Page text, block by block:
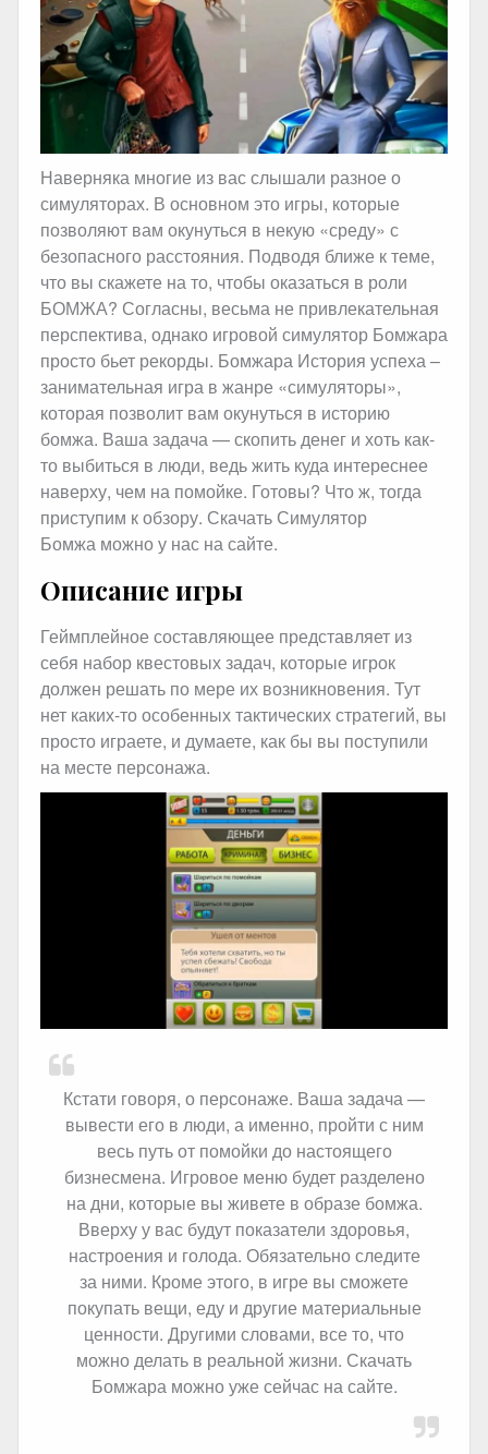
Наверняка многие из вас слышали разное о
симуляторах. В основном это игры, которые
позволяют вам окунуться в некую «среду» с
безопасного расстояния. Подводя ближе к теме,
что вы скажете на то, чтобы оказаться в роли
БОМЖА? Согласны, весьма не привлекательная
перспектива, однако игровой симулятор Бомжара
просто бьет рекорды. Бомжара История успеха –
занимательная игра в жанре «симуляторы»,
которая позволит вам окунуться в историю
бомжа. Ваша задача — скопить денег и хоть как-
то выбиться в люди, ведь жить куда интереснее
наверху, чем на помойке. Готовы? Что ж, тогда
приступим к обзору. Скачать Симулятор
Бомжа можно у нас на сайте.
Описание игры
Геймплейное составляющее представляет из
себя набор квестовых задач, которые игрок
должен решать по мере их возникновения. Тут
нет каких-то особенных тактических стратегий, вы
просто играете, и думаете, как бы вы поступили
на месте персонажа.
Кстати говоря, о персонаже. Ваша задача —
вывести его в люди, а именно, пройти с ним
весь путь от помойки до настоящего
бизнесмена. Игровое меню будет разделено
на дни, которые вы живете в образе бомжа.
Вверху у вас будут показатели здоровья,
настроения и голода. Обязательно следите
за ними. Кроме этого, в игре вы сможете
покупать вещи, еду и другие материальные
ценности. Другими словами, все то, что
можно делать в реальной жизни. Скачать
Бомжара можно уже сейчас на сайте.